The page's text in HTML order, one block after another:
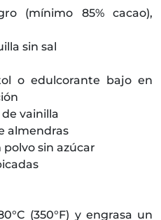
(mínimo 85% cacao),
sin sal
o edulcorante bajo en
vainilla
almendras
polvo sin azúcar
(350°F) y engrasa un